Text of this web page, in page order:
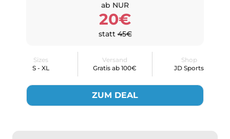
ab NUR
20€
statt45€
Sizes
S - XL
Versand
Gratis ab 100€
Shop
JD Sports
ZUM DEAL